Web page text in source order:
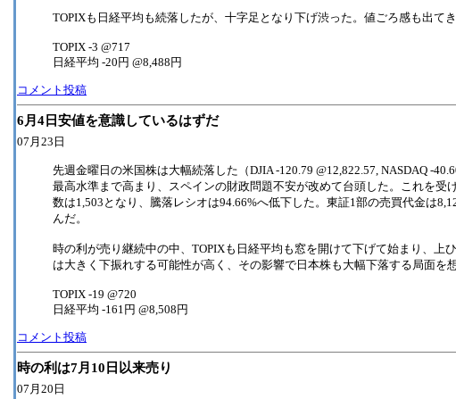
TOPIXも日経平均も続落したが、十字足となり下げ渋った。値ごろ感も出てき
TOPIX -3 @717
日経平均 -20円 @8,488円
コメント投稿
6月4日安値を意識しているはずだ
07月23日
先週金曜日の米国株は大幅続落した（DJIA -120.79 @12,822.57, NASDAQ -
最高水準まで高まり、スペインの財政問題不安が改めて台頭した。これを
数は1,503となり、騰落レシオは94.66%へ低下した。東証1部の売買代金は
んだ。
時の利が売り継続中の中、TOPIXも日経平均も窓を開けて下げて始まり、
は大きく下振れする可能性が高く、その影響で日本株も大幅下落する局面を
TOPIX -19 @720
日経平均 -161円 @8,508円
コメント投稿
時の利は7月10日以来売り
07月20日